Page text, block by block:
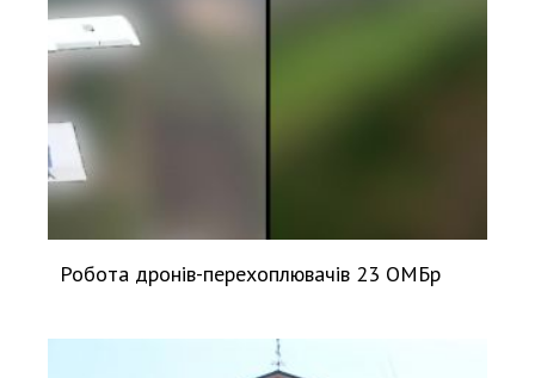
Робота дронів-перехоплювачів 23 ОМБр